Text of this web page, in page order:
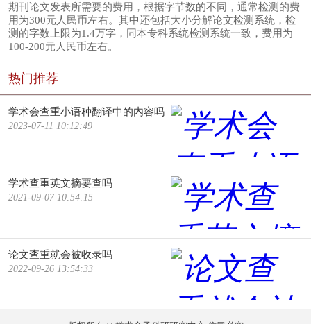
期刊论文发表所需要的费用，根据字节数的不同，通常检测的费
用为300元人民币左右。其中还包括大小分解论文检测系统，检
测的字数上限为1.4万字，同本专科系统检测系统一致，费用为
100-200元人民币左右。
热门推荐
学术会查重小语种翻译中的内容吗
2023-07-11 10:12:49
学术查重英文摘要查吗
2021-09-07 10:54:15
论文查重就会被收录吗
2022-09-26 13:54:33